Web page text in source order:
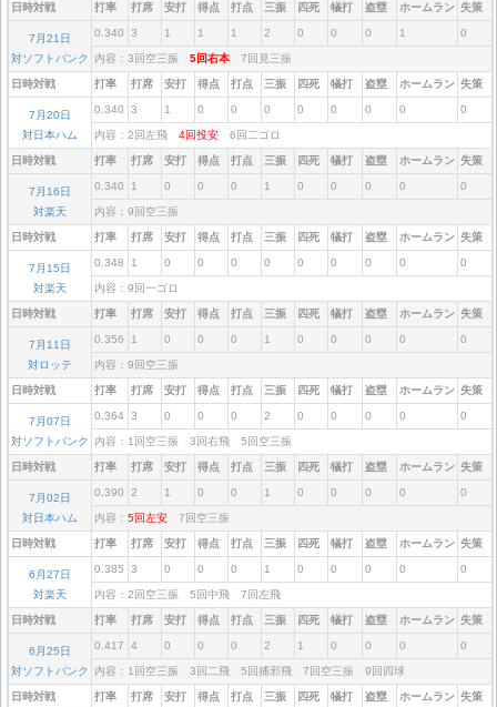
日時対戦 打率 打席 安打 得点 打点 三振 四死 犠打 盗塁 ホームラン 失策
7月21日
対ソフトバンク
0.340 3 1 1 1 2 0 0 0 1 0
内容：3回空三振 5回右本 7回見三振
日時対戦 打率 打席 安打 得点 打点 三振 四死 犠打 盗塁 ホームラン 失策
7月20日
対日本ハム
0.340 3 1 0 0 0 0 0 0 0 0
内容：2回左飛 4回投安 6回二ゴロ
日時対戦 打率 打席 安打 得点 打点 三振 四死 犠打 盗塁 ホームラン 失策
7月16日
対楽天
0.340 1 0 0 0 1 0 0 0 0 0
内容：9回空三振
日時対戦 打率 打席 安打 得点 打点 三振 四死 犠打 盗塁 ホームラン 失策
7月15日
対楽天
0.348 1 0 0 0 0 0 0 0 0 0
内容：9回一ゴロ
日時対戦 打率 打席 安打 得点 打点 三振 四死 犠打 盗塁 ホームラン 失策
7月11日
対ロッテ
0.356 1 0 0 0 1 0 0 0 0 0
内容：9回空三振
日時対戦 打率 打席 安打 得点 打点 三振 四死 犠打 盗塁 ホームラン 失策
7月07日
対ソフトバンク
0.364 3 0 0 0 2 0 0 0 0 0
内容：1回空三振 3回右飛 5回空三振
日時対戦 打率 打席 安打 得点 打点 三振 四死 犠打 盗塁 ホームラン 失策
7月02日
対日本ハム
0.390 2 1 0 0 1 0 0 0 0 0
内容： 5回左安 7回空三振
日時対戦 打率 打席 安打 得点 打点 三振 四死 犠打 盗塁 ホームラン 失策
6月27日
対楽天
0.385 3 0 0 0 1 0 0 0 0 0
内容：2回空三振 5回中飛 7回左飛
日時対戦 打率 打席 安打 得点 打点 三振 四死 犠打 盗塁 ホームラン 失策
6月25日
対ソフトバンク
0.417 4 0 0 0 2 1 0 0 0 0
内容：1回空三振 3回二飛 5回捕邪飛 7回空三振 9回四球
日時対戦 打率 打席 安打 得点 打点 三振 四死 犠打 盗塁 ホームラン 失策